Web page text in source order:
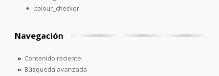
colour_checker
Navegación
Contenido reciente
Búsqueda avanzada